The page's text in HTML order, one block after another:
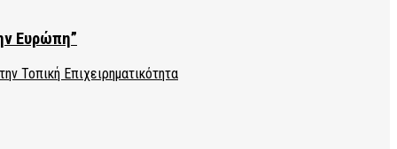
Ευρώπη”